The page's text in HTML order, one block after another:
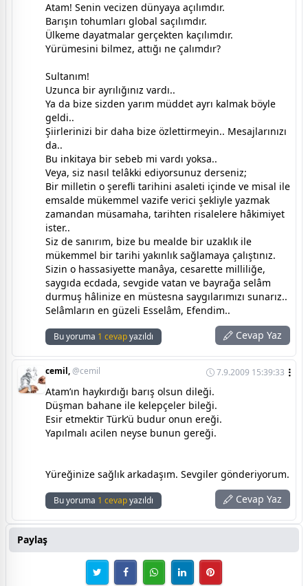
Atam! Senin vecizen dünyaya açılımdır.
Barışın tohumları global saçılımdır.
Ülkeme dayatmalar gerçekten kaçılımdır.
Yürümesini bilmez, attığı ne çalımdır?
Sultanım!
Uzunca bir ayrılığınız vardı..
Ya da bize sizden yarım müddet ayrı kalmak böyle
geldi..
Şiirlerinizi bir daha bize özlettirmeyin.. Mesajlarınızı
da..
Bu inkitaya bir sebeb mi vardı yoksa..
Veya, siz nasıl telâkki ediyorsunuz derseniz;
Bir milletin o şerefli tarihini asaleti içinde ve misal ile
emsalde mükemmel vazife verici şekliyle yazmak
zamandan müsamaha, tarihten risalelere hâkimiyet
ister..
Siz de sanırım, bize bu mealde bir uzaklık ile
mükemmel bir tarihi yakınlık sağlamaya çalıştınız.
Sizin o hassasiyette manâya, cesarette milliliğe,
saygıda ecdada, sevgide vatan ve bayrağa selâm
durmuş hâlinize en müstesna saygılarımızı sunarız..
Selâmların en güzeli Esselâm, Efendim..
Bu yoruma 1 cevapyazıldı Cevap Yaz
cemil,@cemil 7.9.2009 15:39:33
Atam’ın haykırdığı barış olsun dileği.
Düşman bahane ile kelepçeler bileği.
Esir etmektir Türk’ü budur onun ereği.
Yapılmalı acilen neyse bunun gereği.
Yüreğinize sağlık arkadaşım. Sevgiler gönderiyorum.
Bu yoruma 1 cevapyazıldı Cevap Yaz
Paylaş